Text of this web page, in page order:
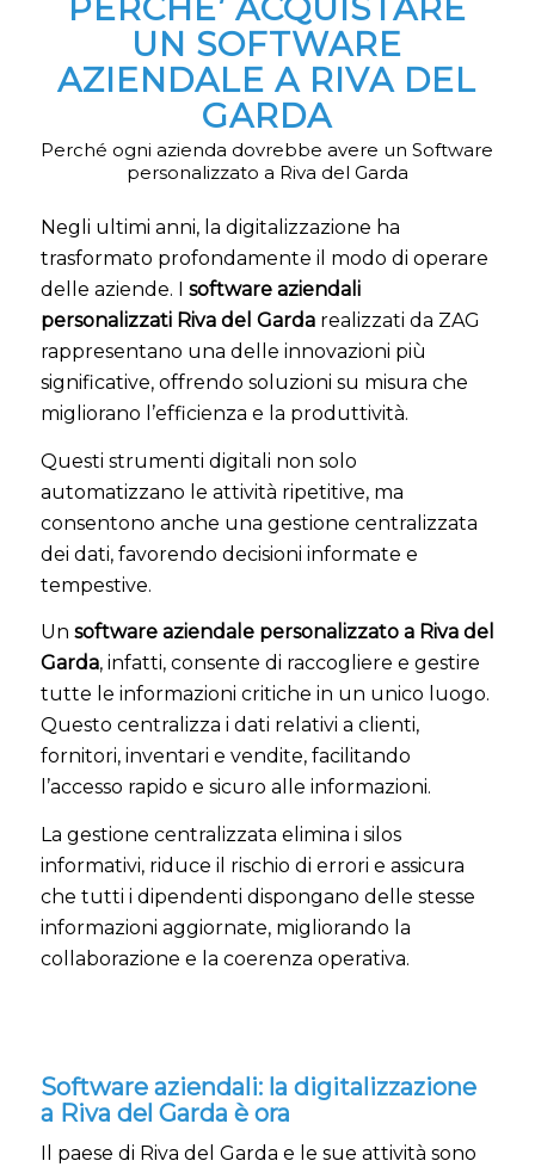
PERCHE’ ACQUISTARE
UN SOFTWARE
AZIENDALE A RIVA DEL
GARDA
Perché ogni azienda dovrebbe avere un Software
personalizzato a Riva del Garda
Negli ultimi anni, la digitalizzazione ha
trasformato profondamente il modo di operare
delle aziende. I software aziendali
personalizzati Riva del Gardarealizzati da ZAG
rappresentano una delle innovazioni più
significative, offrendo soluzioni su misura che
migliorano l’efficienza e la produttività.
Questi strumenti digitali non solo
automatizzano le attività ripetitive, ma
consentono anche una gestione centralizzata
dei dati, favorendo decisioni informate e
tempestive.
Un software aziendale personalizzato a Riva del
Garda, infatti, consente di raccogliere e gestire
tutte le informazioni critiche in un unico luogo.
Questo centralizza i dati relativi a clienti,
fornitori, inventari e vendite, facilitando
l’accesso rapido e sicuro alle informazioni.
La gestione centralizzata elimina i silos
informativi, riduce il rischio di errori e assicura
che tutti i dipendenti dispongano delle stesse
informazioni aggiornate, migliorando la
collaborazione e la coerenza operativa.
Software aziendali: la digitalizzazione
a Riva del Garda è ora
Il paese di Riva del Garda e le sue attività sono